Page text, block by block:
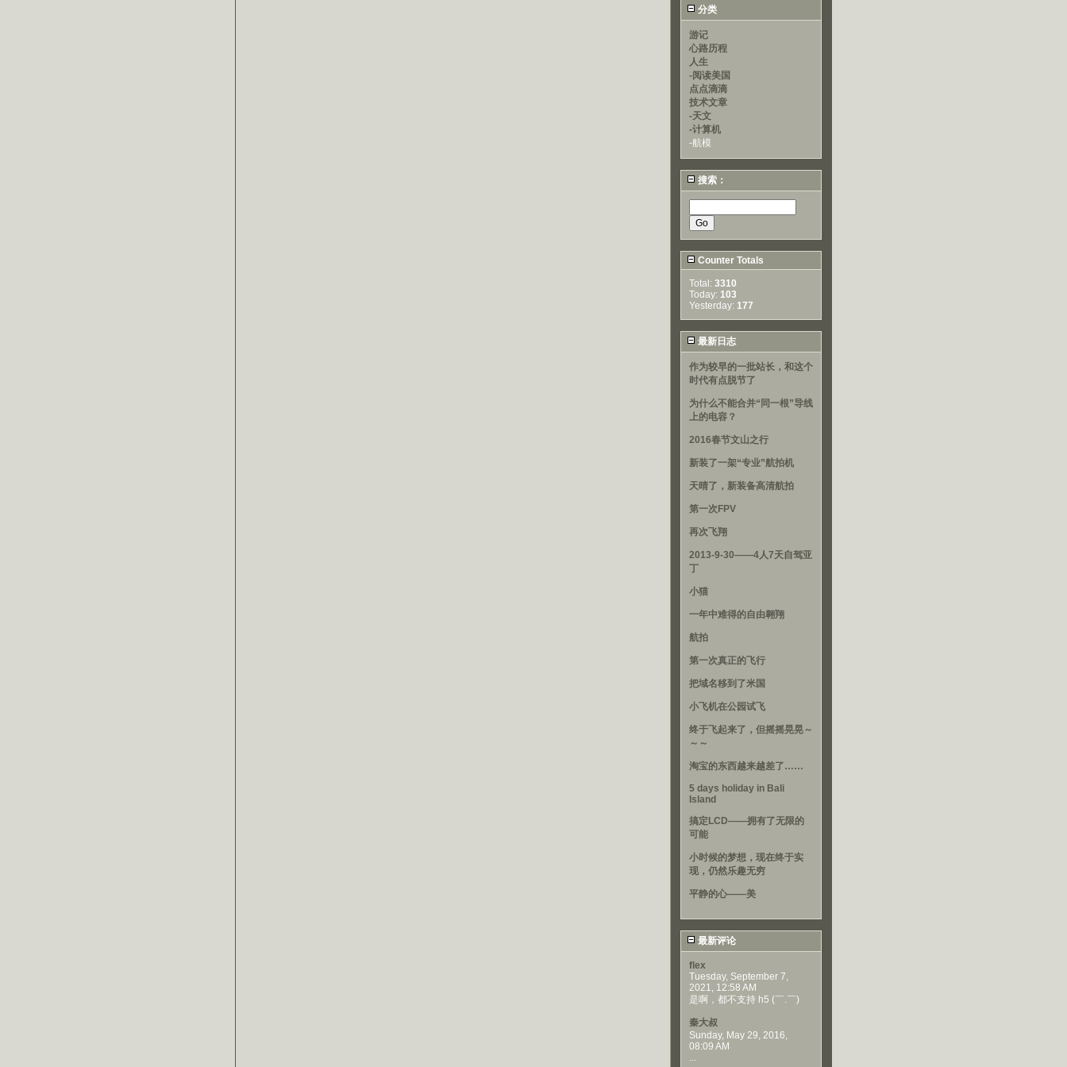
分类
游记
心路历程
人生
-阅读美国
点点滴滴
技术文章
-天文
-计算机
-航模
搜索：
Counter Totals
Total: 3310
Today: 103
Yesterday: 177
最新日志
作为较早的一批站长，和这个
时代有点脱节了
为什么不能合并“同一根”导线
上的电容？
2016春节文山之行
新装了一架“专业”航拍机
天晴了，新装备高清航拍
第一次FPV
再次飞翔
2013-9-30——4人7天自驾亚
丁
小猫
一年中难得的自由翱翔
航拍
第一次真正的飞行
把域名移到了米国
小飞机在公园试飞
终于飞起来了，但摇摇晃晃～
～～
淘宝的东西越来越差了……
5 days holiday in Bali
Island
搞定LCD——拥有了无限的
可能
小时候的梦想，现在终于实
现，仍然乐趣无穷
平静的心——美
最新评论
flex
Tuesday, September 7,
2021, 12:58 AM
是啊，都不支持 h5 (￣.￣)
秦大叔
Sunday, May 29, 2016,
08:09 AM
...